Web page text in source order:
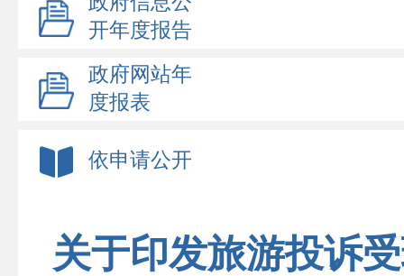
开年度报告
政府网站年
度报表
依申请公开
关于印发旅游投诉